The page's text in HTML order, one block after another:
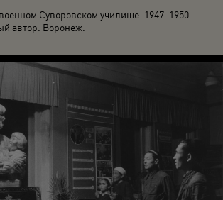
Суворовском училище. 1947–1950
автор. Воронеж.